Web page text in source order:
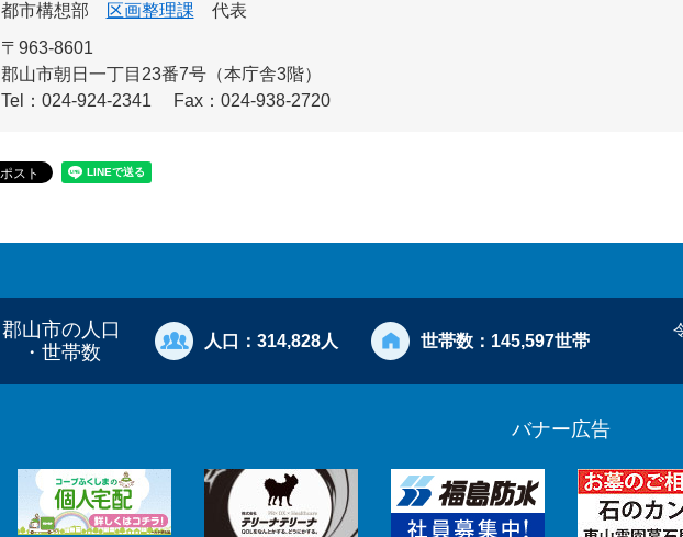
都市構想部
区画整理課
代表
〒963-8601
郡山市朝日一丁目23番7号（本庁舎3階）
Tel：024-924-2341
Fax：024-938-2720
郡山市の人口
・世帯数
人口： 314,828人 世帯数： 145,597世帯
バナー広告